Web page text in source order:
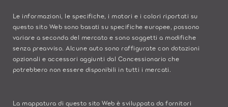
Le informazioni, le specifiche, i motori e i colori riportati su
questo sito Web sono basati su specifiche europee, possono
variare a seconda del mercato e sono soggetti a modifiche
senza preavviso. Alcune auto sono raffigurate con dotazioni
opzionali e accessori aggiunti dal Concessionario che
potrebbero non essere disponibili in tutti i mercati.
La mappatura di questo sito Web è sviluppata da fornitori